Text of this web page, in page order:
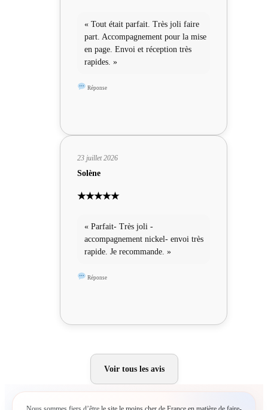
« Tout était parfait. Très joli faire
part. Accompagnement pour la mise
en page. Envoi et réception très
rapides. »
Réponse
23 juillet 2026
Solène
★★★★★
« Parfait- Très joli -
accompagnement nickel- envoi très
rapide. Je recommande. »
Réponse
Voir tous les avis